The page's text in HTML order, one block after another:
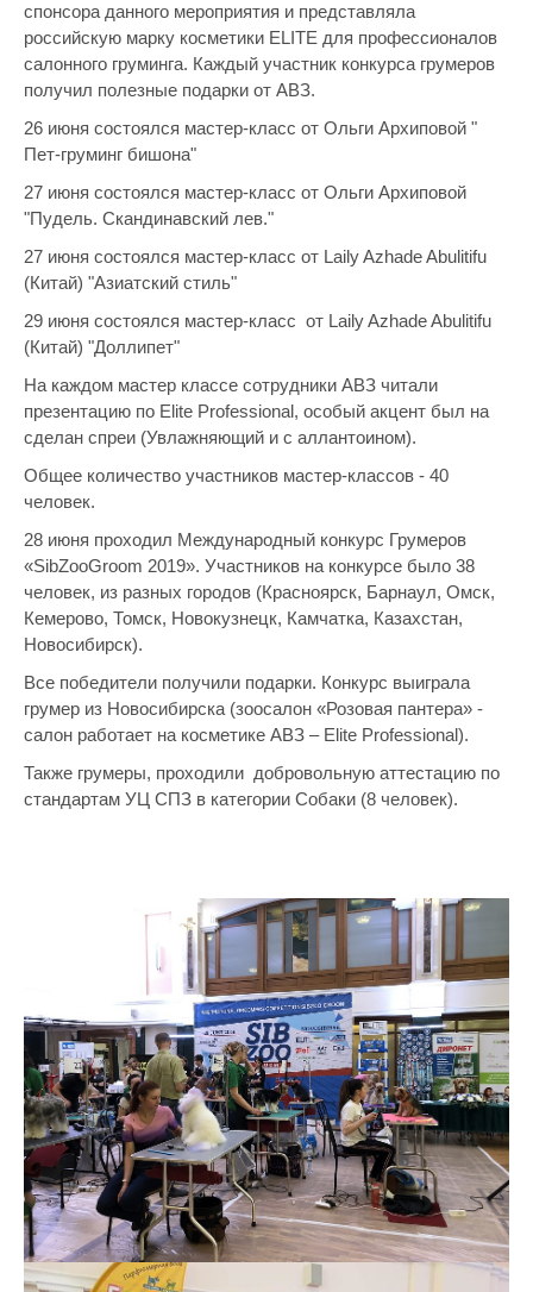
спонсора данного мероприятия и представляла
российскую марку косметики ELITE для профессионалов
салонного груминга. Каждый участник конкурса грумеров
получил полезные подарки от АВЗ.
26 июня состоялся мастер-класс от Ольги Архиповой "
Пет-груминг бишона"
27 июня состоялся мастер-класс от Ольги Архиповой
"Пудель. Скандинавский лев."
27 июня состоялся мастер-класс от Laily Azhade Abulitifu
(Китай) "Азиатский стиль"
29 июня состоялся мастер-класс от Laily Azhade Abulitifu
(Китай) "Доллипет"
На каждом мастер классе сотрудники АВЗ читали
презентацию по Elite Professional, особый акцент был на
сделан спреи (Увлажняющий и с аллантоином).
Общее количество участников мастер-классов - 40
человек.
28 июня проходил Международный конкурс Грумеров
«SibZooGroom 2019». Участников на конкурсе было 38
человек, из разных городов (Красноярск, Барнаул, Омск,
Кемерово, Томск, Новокузнецк, Камчатка, Казахстан,
Новосибирск).
Все победители получили подарки. Конкурс выиграла
грумер из Новосибирска (зоосалон «Розовая пантера» -
салон работает на косметике АВЗ – Elite Professional).
Также грумеры, проходили добровольную аттестацию по
стандартам УЦ СПЗ в категории Собаки (8 человек).